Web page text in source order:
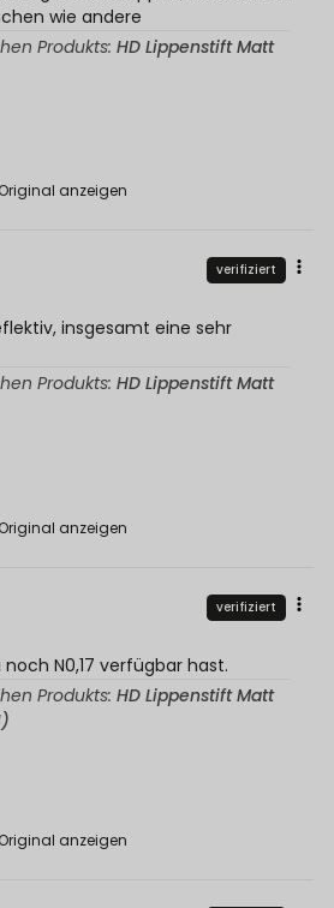
Original anzeigen
wie andere
Produkts: HD Lippenstift Matt
Original anzeigen
verifiziert
insgesamt eine sehr
Produkts: HD Lippenstift Matt
Original anzeigen
verifiziert
N0,17 verfügbar hast.
Produkts: HD Lippenstift Matt